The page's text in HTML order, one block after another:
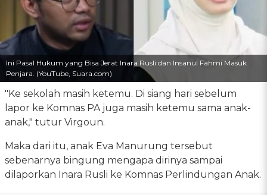
Ini Pasal Hukum yang Bisa Jerat Inara Rusli dan Insanul Fahmi Masuk
Penjara. (YouTube, Suara.com)
"Ke sekolah masih ketemu. Di siang hari sebelum
lapor ke Komnas PA juga masih ketemu sama anak-
anak," tutur Virgoun.
Maka dari itu, anak Eva Manurung tersebut
sebenarnya bingung mengapa dirinya sampai
dilaporkan Inara Rusli ke Komnas Perlindungan Anak.